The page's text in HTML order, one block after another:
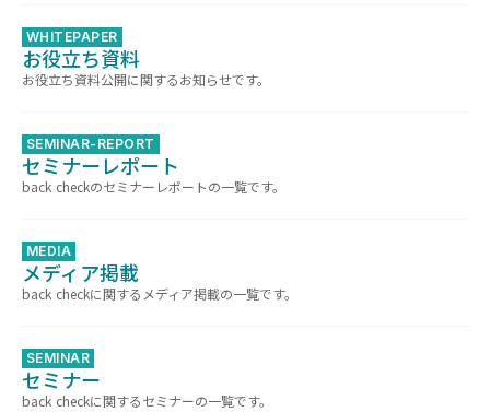
WHITEPAPER
お役立ち資料
お役立ち資料公開に関するお知らせです。
SEMINAR-REPORT
セミナーレポート
back checkのセミナーレポートの一覧です。
MEDIA
メディア掲載
back checkに関するメディア掲載の一覧です。
SEMINAR
セミナー
back checkに関するセミナーの一覧です。